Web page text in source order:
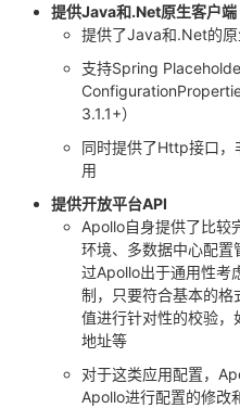
提供Java和.Net原生客户端
提供了Java和.Net的
支持Spring
3.1.1+）
同时提供了Http接口
用
提供开放平台API
Apollo自身提供了比较
环境、多数据中心配置
过Apollo出于通用性考
制，只要符合基本的格
值进行针对性的校验，
地址等
对于这类应用配置，
Apollo进行配置的修改